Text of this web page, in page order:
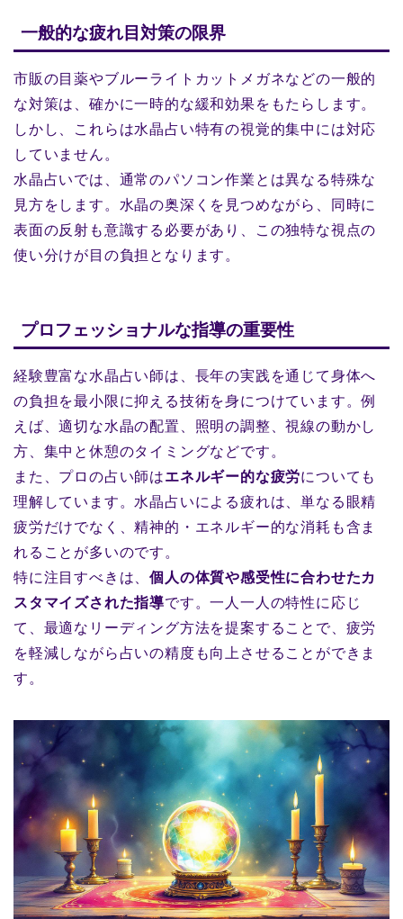
一般的な疲れ目対策の限界
市販の目薬やブルーライトカットメガネなどの一般的
な対策は、確かに一時的な緩和効果をもたらします。
しかし、これらは水晶占い特有の視覚的集中には対応
していません。
水晶占いでは、通常のパソコン作業とは異なる特殊な
見方をします。水晶の奥深くを見つめながら、同時に
表面の反射も意識する必要があり、この独特な視点の
使い分けが目の負担となります。
プロフェッショナルな指導の重要性
経験豊富な水晶占い師は、長年の実践を通じて身体へ
の負担を最小限に抑える技術を身につけています。例
えば、適切な水晶の配置、照明の調整、視線の動かし
方、集中と休憩のタイミングなどです。
また、プロの占い師はエネルギー的な疲労についても
理解しています。水晶占いによる疲れは、単なる眼精
疲労だけでなく、精神的・エネルギー的な消耗も含ま
れることが多いのです。
特に注目すべきは、個人の体質や感受性に合わせたカ
スタマイズされた指導です。一人一人の特性に応じ
て、最適なリーディング方法を提案することで、疲労
を軽減しながら占いの精度も向上させることができま
す。